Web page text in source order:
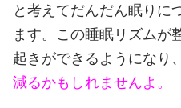
と考えてだんだん眠りに
ます。
この睡眠リズムが
起きができるようになり、
減るかもしれませんよ。